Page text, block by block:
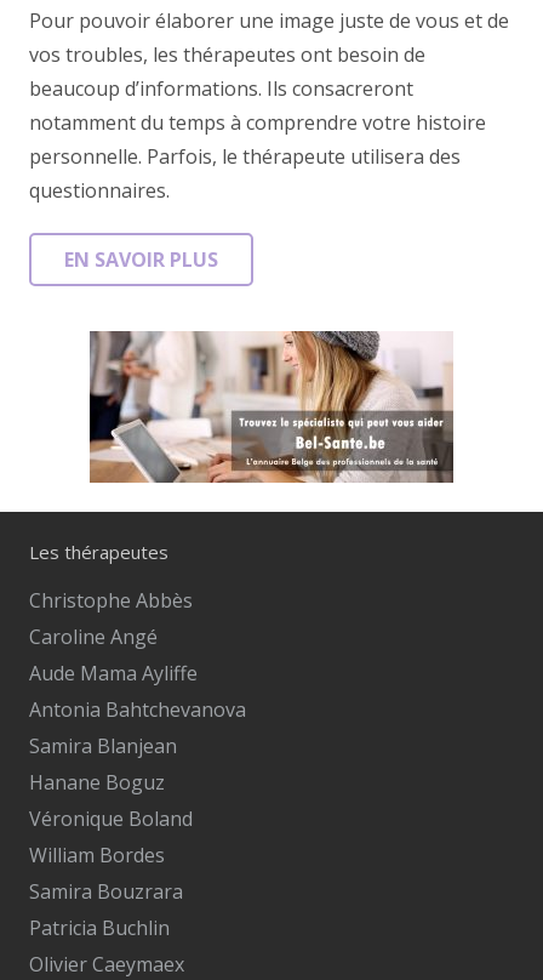
Pour pouvoir élaborer une image juste de vous et de
vos troubles, les thérapeutes ont besoin de
beaucoup d’informations. Ils consacreront
notamment du temps à comprendre votre histoire
personnelle. Parfois, le thérapeute utilisera des
questionnaires.
EN SAVOIR PLUS
Les thérapeutes
Christophe Abbès
Caroline Angé
Aude Mama Ayliffe
Antonia Bahtchevanova
Samira Blanjean
Hanane Boguz
Véronique Boland
William Bordes
Samira Bouzrara
Patricia Buchlin
Olivier Caeymaex